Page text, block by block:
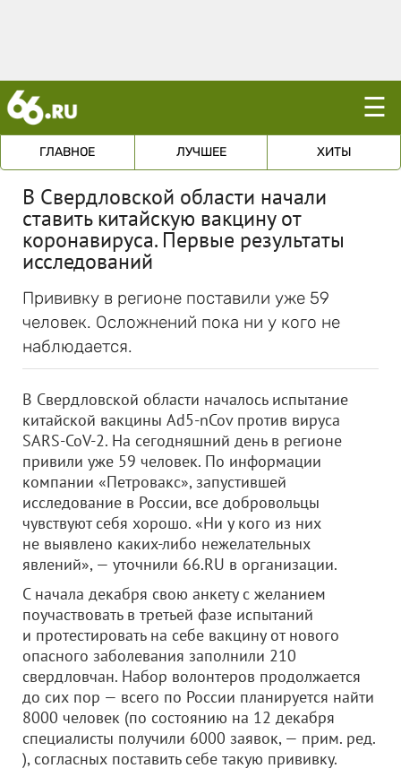
☰
ГЛАВНОЕ ЛУЧШЕЕ ХИТЫ
В Свердловской области начали
ставить китайскую вакцину от
коронавируса. Первые результаты
исследований
Прививку в регионе поставили уже 59
человек. Осложнений пока ни у кого не
наблюдается.
В Свердловской области началось испытание
китайской вакцины Ad5-nCov против вируса
SARS-CoV-2. На сегодняшний день в регионе
привили уже 59 человек. По информации
компании «Петровакс», запустившей
исследование в России, все добровольцы
чувствуют себя хорошо. «Ни у кого из них
не выявлено каких-либо нежелательных
явлений», — уточнили 66.RU в организации.
С начала декабря свою анкету с желанием
поучаствовать в третьей фазе испытаний
и протестировать на себе вакцину от нового
опасного заболевания заполнили 210
свердловчан. Набор волонтеров продолжается
до сих пор — всего по России планируется найти
8000 человек (по состоянию на 12 декабря
специалисты получили 6000 заявок, — прим. ред.
), согласных поставить себе такую прививку.